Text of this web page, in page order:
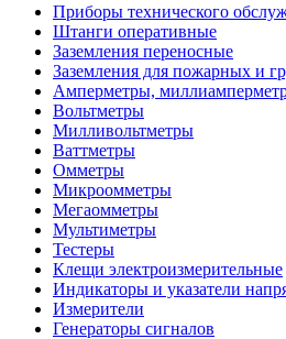
Приборы технического
Штанги оперативные
Заземления переносные
Заземления для пожарных и
Амперметры,
Вольтметры
Милливольтметры
Ваттметры
Омметры
Микроомметры
Мегаомметры
Мультиметры
Тестеры
Клещи электроизмерительные
Индикаторы и указатели
Измерители
Генераторы сигналов